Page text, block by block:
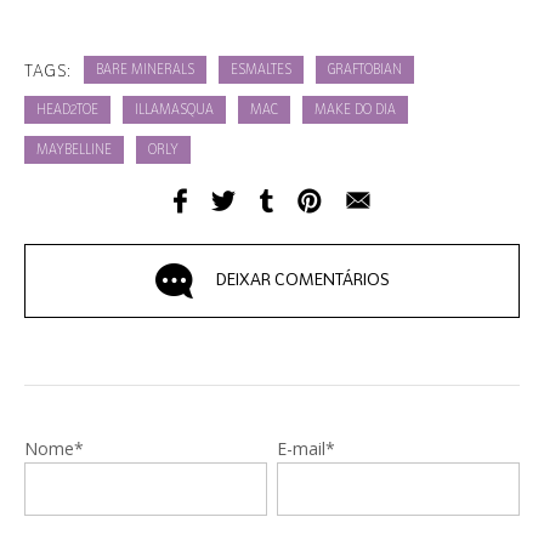
TAGS: BARE MINERALS ESMALTES GRAFTOBIAN
HEAD2TOE ILLAMASQUA MAC MAKE DO DIA
MAYBELLINE ORLY
DEIXAR COMENTÁRIOS
Nome* E-mail*